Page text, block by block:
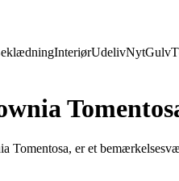
InteriørUdelivNytGulv
Tomentosa, er et